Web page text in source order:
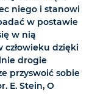
niego i stanowi
w postawie
w nią
człowieku dzięki
drogie
przyswoić sobie
E. Stein, O